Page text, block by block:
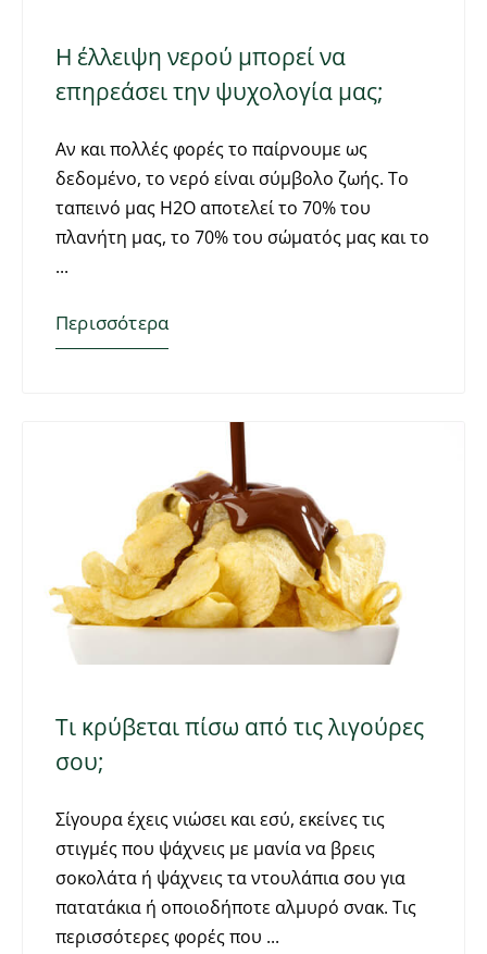
Η έλλειψη νερού μπορεί να
επηρεάσει την ψυχολογία μας;
Αν και πολλές φορές το παίρνουμε ως
δεδομένο, το νερό είναι σύμβολο ζωής. Το
ταπεινό μας Η2Ο αποτελεί το 70% του
πλανήτη μας, το 70% του σώματός μας και το
Περισσότερα
Τι κρύβεται πίσω από τις λιγούρες
σου;
Σίγουρα έχεις νιώσει και εσύ, εκείνες τις
στιγμές που ψάχνεις με μανία να βρεις
σοκολάτα ή ψάχνεις τα ντουλάπια σου για
πατατάκια ή οποιοδήποτε αλμυρό σνακ. Τις
περισσότερες φορές που